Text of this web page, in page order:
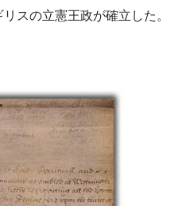
スの立憲王政が確立した。